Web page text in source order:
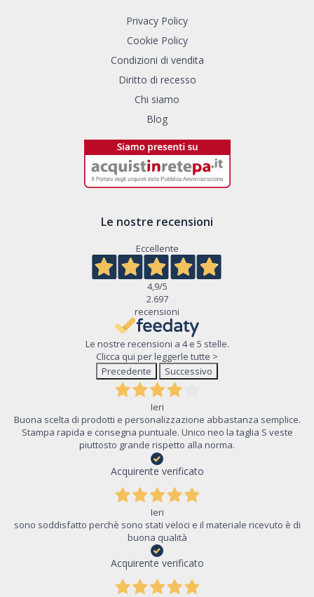
Privacy Policy
Cookie Policy
Condizioni di vendita
Diritto di recesso
Chi siamo
Blog
Le nostre recensioni
Eccellente
4,9/5
2.697
recensioni
Le nostre recensioni a 4 e 5 stelle.
Clicca qui per leggerle tutte >
Precedente
Successivo
Ieri
Buona scelta di prodotti e personalizzazione abbastanza semplice.
Stampa rapida e consegna puntuale. Unico neo la taglia S veste
piuttosto grande rispetto alla norma.
Acquirente verificato
Ieri
sono soddisfatto perchè sono stati veloci e il materiale ricevuto è di
buona qualità
Acquirente verificato